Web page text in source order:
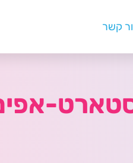
קשר